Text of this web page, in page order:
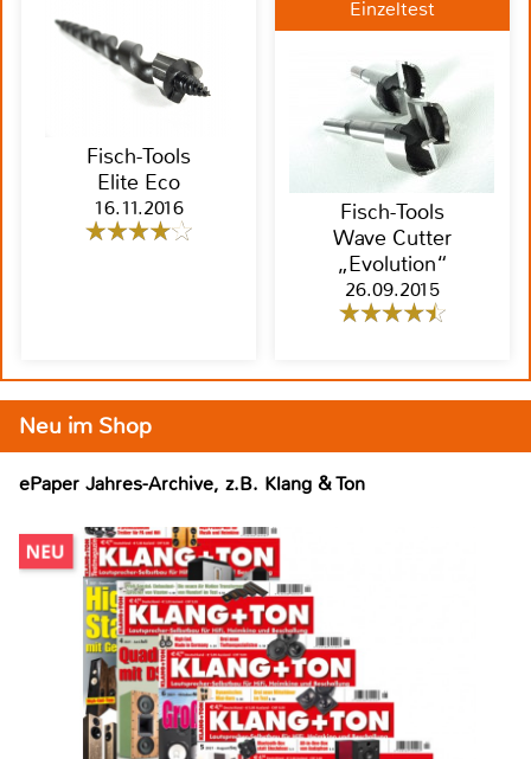
Fisch-Tools
Elite Eco
16.11.2016
Einzeltest
Fisch-Tools
Wave Cutter
„Evolution“
26.09.2015
Neu im Shop
ePaper Jahres-Archive, z.B. Klang & Ton